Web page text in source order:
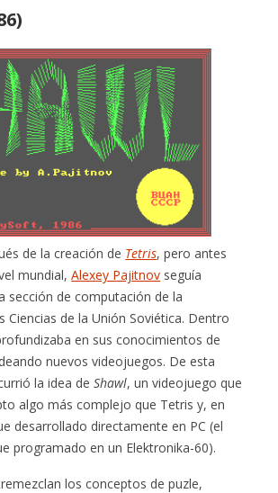
de la creación de Tetris, pero antes
mundial,Alexey Pajitnov seguía
sección de computación de la
Ciencias de la Unión Soviética. Dentro
en sus conocimientos de
nuevos videojuegos. De esta
la idea deShawl, un videojuego que
algo más complejo que Tetris y, en
desarrollado directamente en PC (el
programado en un Elektronika-60).
los conceptos de puzle,